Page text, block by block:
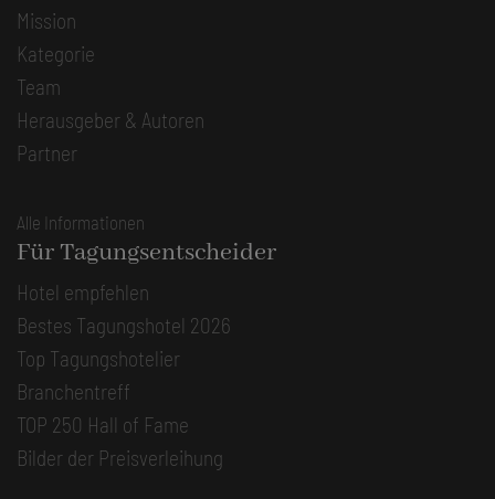
Mission
Kategorie
Team
Herausgeber & Autoren
Partner
Alle Informationen
Für Tagungsentscheider
Hotel empfehlen
Bestes Tagungshotel 2026
Top Tagungshotelier
Branchentreff
TOP 250 Hall of Fame
Bilder der Preisverleihung